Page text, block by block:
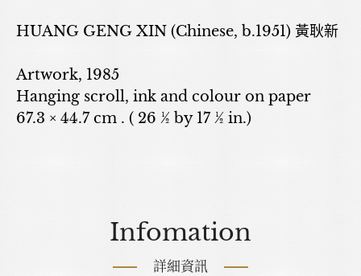
HUANG GENG XIN (Chinese, b.1951) 黃耿新
Artwork, 1985
Hanging scroll, ink and colour on paper
67.3 × 44.7 cm . ( 26 ½ by 17 ½ in.)
Infomation
詳細資訊